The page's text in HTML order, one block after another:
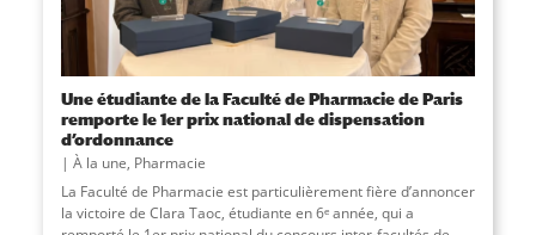
Une étudiante de la Faculté de Pharmacie de Paris
remporte le 1er prix national de dispensation
d’ordonnance
À la une, Pharmacie
La Faculté de Pharmacie est particulièrement fière d’annoncer
la victoire de Clara Taoc, étudiante en 6ᵉ année, qui a